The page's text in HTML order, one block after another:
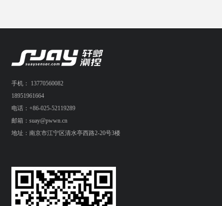
手机： 13770560082
18951961664
电话：+86-025-52119289
邮箱：suay@pwwn.cn
地址：南京市江宁区清水亭西路2-20号3楼